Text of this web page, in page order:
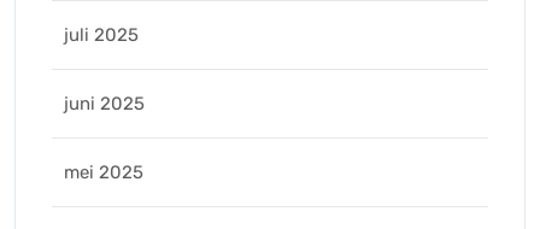
juli 2025
juni 2025
mei 2025